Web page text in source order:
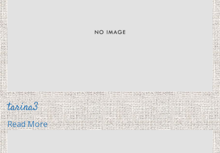
tarina3
Read More